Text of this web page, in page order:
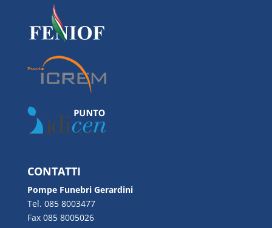
CONTATTI
Pompe Funebri Gerardini
Tel. 085 8003477
Fax 085 8005026